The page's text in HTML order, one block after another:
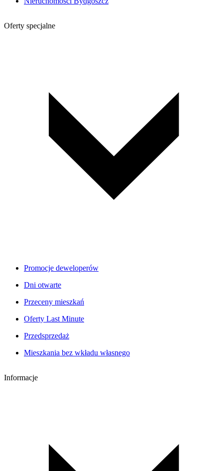
Oferty specjalne
Promocje deweloperów
Dni otwarte
Przeceny mieszkań
Oferty Last Minute
Przedsprzedaż
Mieszkania bez wkładu własnego
Informacje